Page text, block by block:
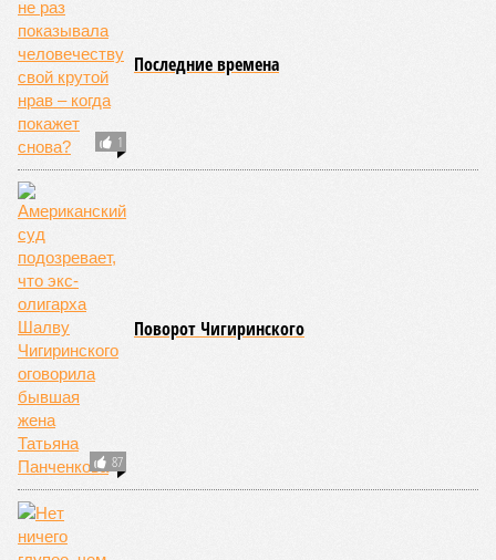
Упоминают эксперты и жару вкупе с засухой и
следующими отсюда лесными пожарами. Тут в группе
риска запад США, юг Европы, Австралия, Ближний Восток,
а также некоторые районы Бразилии и Африки к югу от
Сахары. Леса начинают гореть всё чаще и чаще,
достаточно посмотреть общемировую статистику; сотни
тысяч людей остаются без крова, десятки тысяч – гибнут.
Но проблема не только в этом. Проблема ещё и в том, что
огонь уничтожает лесную экосистему, сельское хозяйство
и кропотливо созданную человеком инфраструктуру.
Учитывая то, что пожары начинают становиться чуть ли не
ежегодной реальностью на фоне глобального потепления,
год за годом их будет всё больше, и здесь уже среди
прочего в большой опасности Европа. Небывалая жара,
зафиксированная в этом и прошлом годах в Италии и во
Франции, тому лучшее подтверждение.
Есть в перечне A-Z Animals и экзотика, впрочем, не менее
смертоносная. Это, в частности, «лимнические
извержения», о которых мало кто слышал. Речь идёт о
явлениях, когда большое количество углекислого газа
внезапно вырывается из глубин озёр, образуя невидимое
удушающее газовое облако, которое безжалостно убивает
людей и животных. Катастрофа на озере Ньос в Камеруне